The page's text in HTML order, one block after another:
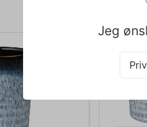
Jeg